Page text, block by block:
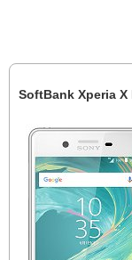
SoftBank Xperia